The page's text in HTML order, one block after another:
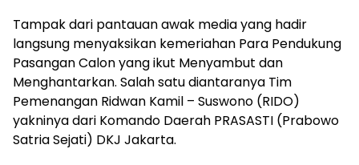
Tampak dari pantauan awak media yang hadir
langsung menyaksikan kemeriahan Para Pendukung
Pasangan Calon yang ikut Menyambut dan
Menghantarkan. Salah satu diantaranya Tim
Pemenangan Ridwan Kamil – Suswono (RIDO)
yakninya dari Komando Daerah PRASASTI (Prabowo
Satria Sejati) DKJ Jakarta.